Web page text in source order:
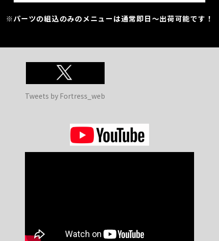
※パーツの組込のみのメニューは通常即日～出荷可能です！
Tweets by Fortress_web